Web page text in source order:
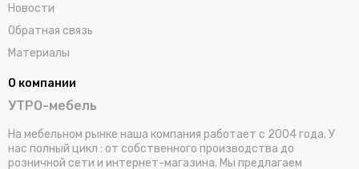
Новости
Обратная связь
Материалы
О компании
УТРО-мебель
На мебельном рынке наша компания работает с 2004 года. У
нас полный цикл : от собственного производства до
розничной сети и интернет-магазина. Мы предлагаем